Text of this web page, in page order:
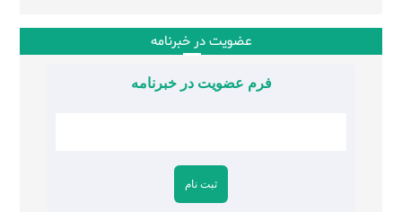
عضویت در خبرنامه
فرم عضویت در خبرنامه